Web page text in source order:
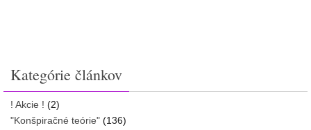
Kategórie článkov
! Akcie ! (2)
"Konšpiračné teórie" (136)